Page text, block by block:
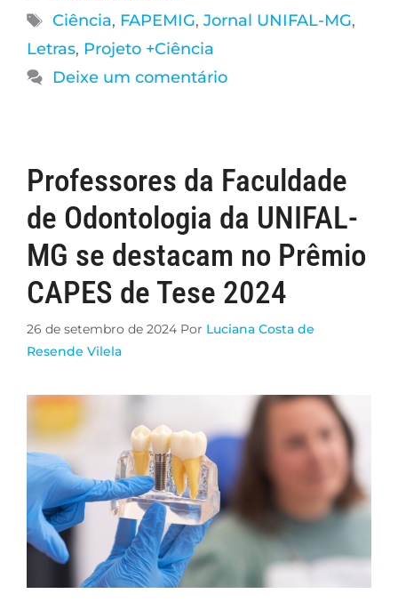
Ciência, FAPEMIG, Jornal UNIFAL-MG,
Letras, Projeto +Ciência
Deixe um comentário
Professores da Faculdade
de Odontologia da UNIFAL-
MG se destacam no Prêmio
CAPES de Tese 2024
26 de setembro de 2024 Por Luciana Costa de
Resende Vilela